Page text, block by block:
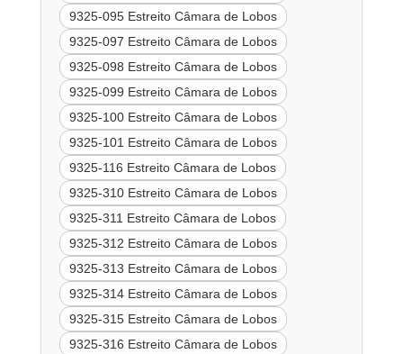
9325-095 Estreito Câmara de Lobos
9325-097 Estreito Câmara de Lobos
9325-098 Estreito Câmara de Lobos
9325-099 Estreito Câmara de Lobos
9325-100 Estreito Câmara de Lobos
9325-101 Estreito Câmara de Lobos
9325-116 Estreito Câmara de Lobos
9325-310 Estreito Câmara de Lobos
9325-311 Estreito Câmara de Lobos
9325-312 Estreito Câmara de Lobos
9325-313 Estreito Câmara de Lobos
9325-314 Estreito Câmara de Lobos
9325-315 Estreito Câmara de Lobos
9325-316 Estreito Câmara de Lobos